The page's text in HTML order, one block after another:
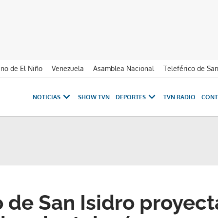
de El Niño Venezuela Asamblea Nacional Teleférico de
NOTICIAS SHOW TVN DEPORTES TVN RADIO
de San Isidro